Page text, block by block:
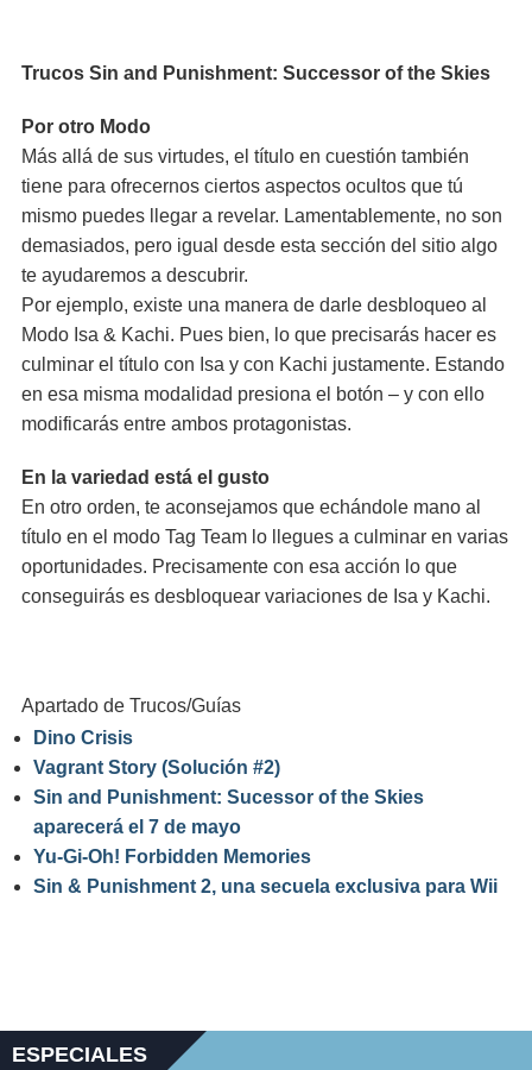
Trucos Sin and Punishment: Successor of the Skies
Por otro Modo
Más allá de sus virtudes, el título en cuestión también
tiene para ofrecernos ciertos aspectos ocultos que tú
mismo puedes llegar a revelar. Lamentablemente, no son
demasiados, pero igual desde esta sección del sitio algo
te ayudaremos a descubrir.
Por ejemplo, existe una manera de darle desbloqueo al
Modo Isa & Kachi. Pues bien, lo que precisarás hacer es
culminar el título con Isa y con Kachi justamente. Estando
en esa misma modalidad presiona el botón – y con ello
modificarás entre ambos protagonistas.
En la variedad está el gusto
En otro orden, te aconsejamos que echándole mano al
título en el modo Tag Team lo llegues a culminar en varias
oportunidades. Precisamente con esa acción lo que
conseguirás es desbloquear variaciones de Isa y Kachi.
Apartado de Trucos/Guías
Dino Crisis
Vagrant Story (Solución #2)
Sin and Punishment: Sucessor of the Skies
aparecerá el 7 de mayo
Yu-Gi-Oh! Forbidden Memories
Sin & Punishment 2, una secuela exclusiva para Wii
ESPECIALES